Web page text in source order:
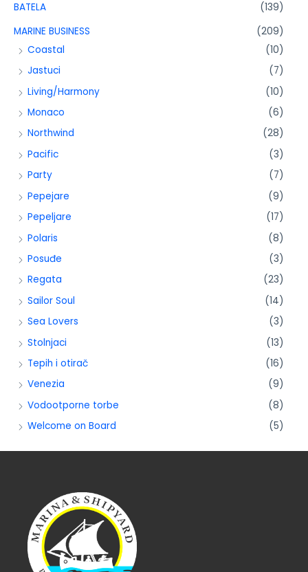
BATELA
(139)
MARINE BUSINESS
(209)
Coastal
(10)
Jastuci
(7)
Living/Harmony
(10)
Monaco
(6)
Northwind
(28)
Pacific
(3)
Party
(7)
Pepejare
(9)
Pepeljare
(17)
Polaris
(8)
Posuđe
(3)
Regata
(23)
Sailor Soul
(14)
Sea Lovers
(3)
Stolnjaci
(13)
Tepih i otirač
(16)
Venezia
(9)
Vodootporne torbe
(8)
Welcome on Board
(5)